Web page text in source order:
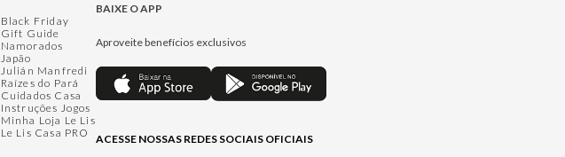
Black Friday
Gift Guide
Namorados
Japão
Julián Manfredi
Raízes do Pará
Cuidados Casa
Instruções Jogos
Minha Loja Le Lis
Le Lis Casa PRO
BAIXE O APP
Aproveite benefícios exclusivos
ACESSE NOSSAS REDES SOCIAIS OFICIAIS